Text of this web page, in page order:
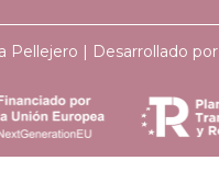
Pellejero | Desarrollado por